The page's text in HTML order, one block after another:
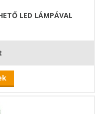
LED LÁMPÁVAL